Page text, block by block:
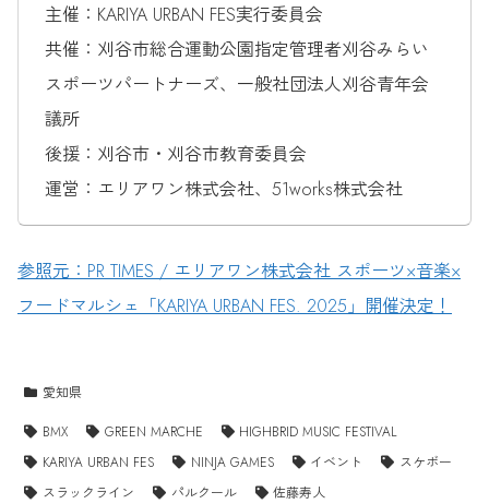
主催：KARIYA URBAN FES実行委員会
共催：刈谷市総合運動公園指定管理者刈谷みらい
スポーツパートナーズ、一般社団法人刈谷青年会
議所
後援：刈谷市・刈谷市教育委員会
運営：エリアワン株式会社、51works株式会社
参照元：PR TIMES / エリアワン株式会社 スポーツ×音楽×
フードマルシェ「KARIYA URBAN FES. 2025」開催決定！
愛知県
BMX
GREEN MARCHE
HIGHBRID MUSIC FESTIVAL
KARIYA URBAN FES
NINJA GAMES イベント
スケボー
スラックライン
パルクール
佐藤寿人